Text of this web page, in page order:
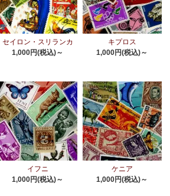
セイロン・スリランカ
1,000円(税込)～
キプロス
1,000円(税込)～
イフニ
1,000円(税込)～
ケニア
1,000円(税込)～